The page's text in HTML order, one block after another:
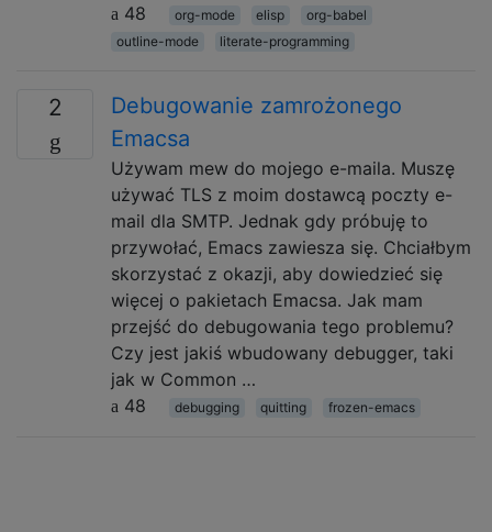
48
org-mode elisp
org-babel
outline-mode
literate-programming
2
Debugowanie zamrożonego
Emacsa
Używam mew do mojego e-maila. Muszę
używać TLS z moim dostawcą poczty e-
mail dla SMTP. Jednak gdy próbuję to
przywołać, Emacs zawiesza się. Chciałbym
skorzystać z okazji, aby dowiedzieć się
więcej o pakietach Emacsa. Jak mam
przejść do debugowania tego problemu?
Czy jest jakiś wbudowany debugger, taki
jak w Common …
48
debugging quitting frozen-emacs